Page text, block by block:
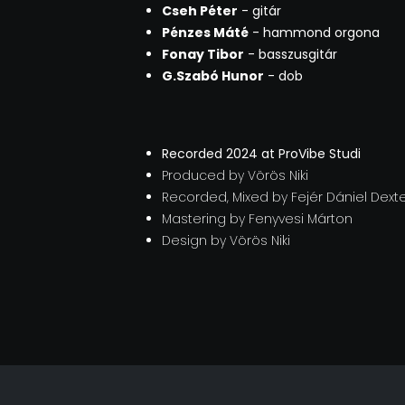
Cseh Péter - gitár
Pénzes Máté - hammond orgona
Fonay Tibor - basszusgitár
G.Szabó Hunor - dob
Recorded 2024 at ProVibe Studi
Produced by Vörös Niki
Recorded, Mixed by Fejér Dániel
Mastering by Fenyvesi Márton
Design by Vörös Niki